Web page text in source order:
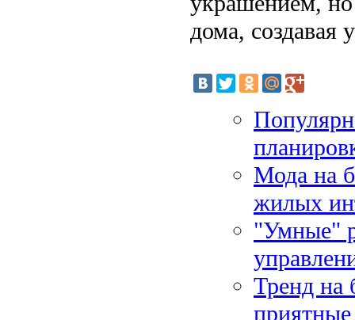
дома, создавая
Мода на
жилых
"Умные"
Тренд на
приятные